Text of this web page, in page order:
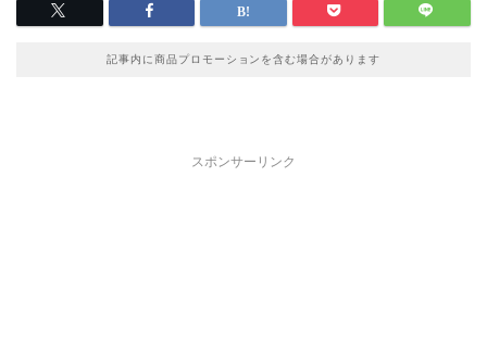
記事内に商品プロモーションを含む場合があります
スポンサーリンク